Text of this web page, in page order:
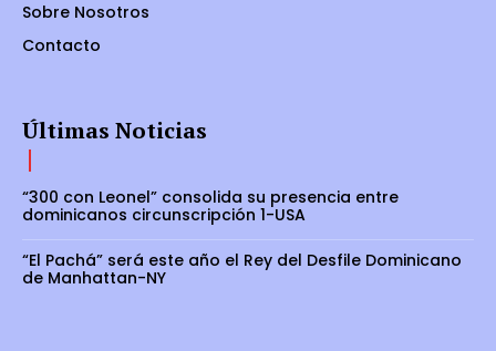
Sobre Nosotros
Contacto
Últimas Noticias
“300 con Leonel” consolida su presencia entre
dominicanos circunscripción 1-USA
“El Pachá” será este año el Rey del Desfile Dominicano
de Manhattan-NY